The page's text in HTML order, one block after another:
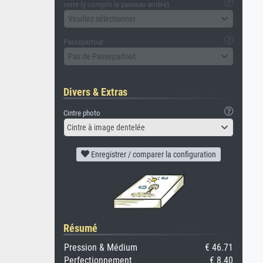
verre (y compris le panneau arrière)
Veuillez sélectionner
Passepartout
Pas de Passepartout
Divers & Extras
Cintre photo
Cintre à image dentelée
Enregistrer / comparer la configuration
Résumé
Pression & Médium
€ 46.71
Perfectionnement
€ 8.40